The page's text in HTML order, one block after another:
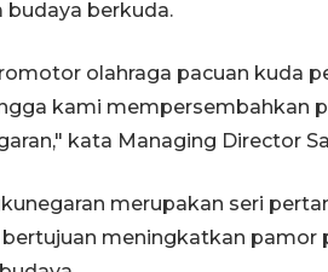
budaya berkuda.
olahraga pacuan kuda
kami mempersembahkan
kata Managing Director
merupakan seri
bertujuan meningkatkan pamor